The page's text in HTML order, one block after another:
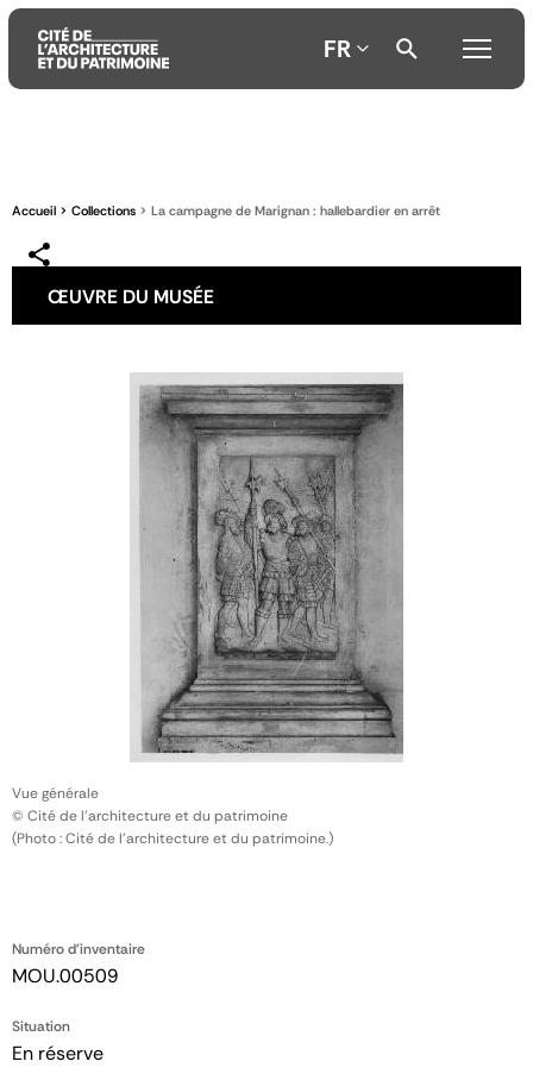
contenu
menu
la
FR
Accueil Collections La campagne de Marignan : hallebardier en arrêt
ŒUVRE DU MUSÉE
Numéro d'inventaire
MOU.00509
Situation
En réserve
Vue générale
© Cité de l'architecture et du patrimoine
(Photo : Cité de l'architecture et du patrimoine.)